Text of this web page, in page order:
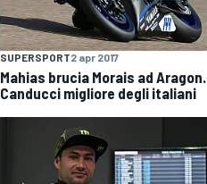
SUPERSPORT2 apr 2017
Mahias brucia Morais ad Aragon.
Canducci migliore degli italiani